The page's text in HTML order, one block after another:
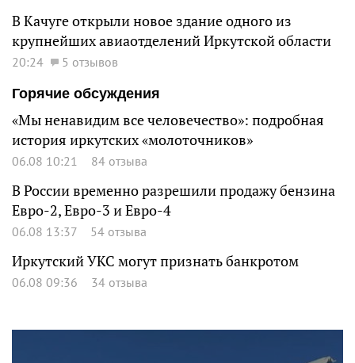
В Качуге открыли новое здание одного из
крупнейших авиаотделений Иркутской области
20:24
5 отзывов
Горячие обсуждения
«Мы ненавидим все человечество»: подробная
история иркутских «молоточников»
06.08 10:21 84 отзыва
В России временно разрешили продажу бензина
Евро-2, Евро-3 и Евро-4
06.08 13:37 54 отзыва
Иркутский УКС могут признать банкротом
06.08 09:36 34 отзыва